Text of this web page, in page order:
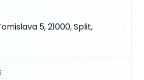
5, 21000, Split,